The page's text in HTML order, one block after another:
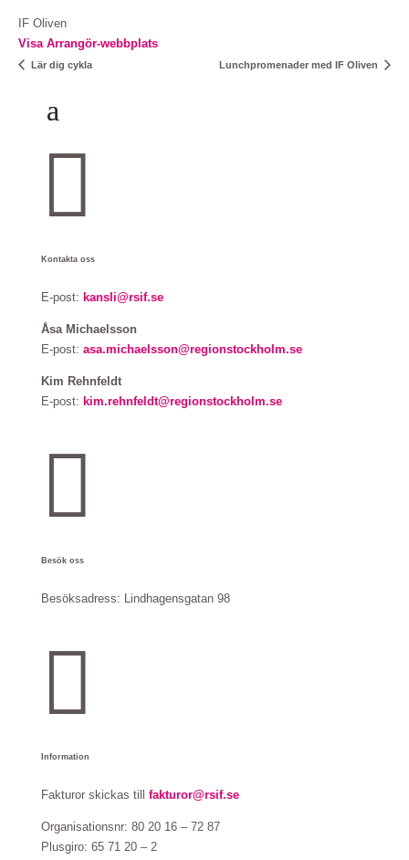
IF Oliven
Visa Arrangör-webbplats
Lär dig cykla Lunchpromenader med IF Oliven

Kontakta oss
E-post: kansli@rsif.se
Åsa Michaelsson
E-post: asa.michaelsson@regionstockholm.se
Kim Rehnfeldt
E-post: kim.rehnfeldt@regionstockholm.se

Besök oss
Besöksadress: Lindhagensgatan 98

Information
Fakturor skickas till fakturor@rsif.se
Organisationsnr: 80 20 16 – 72 87
Plusgiro: 65 71 20 – 2